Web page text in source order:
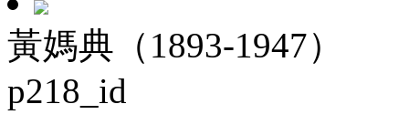
黃媽典（1893-1947）
p218_id